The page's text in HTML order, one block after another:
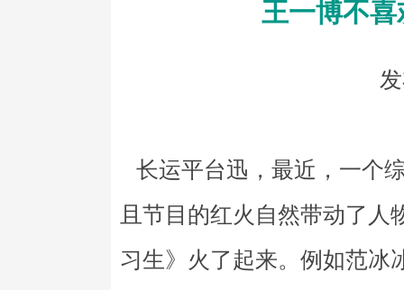
王一博不
长运平台迅，最近，一个
且节目的红火自然带动了
习生》火了起来。例如范冰